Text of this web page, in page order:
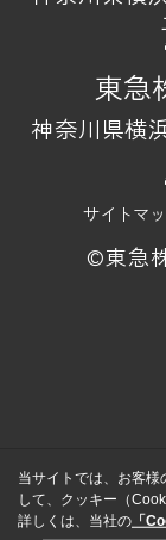
東急
神奈川県横
サイトマ
©東急
当サイトでは、お客様
して、クッキー（
詳しくは、当社の 「